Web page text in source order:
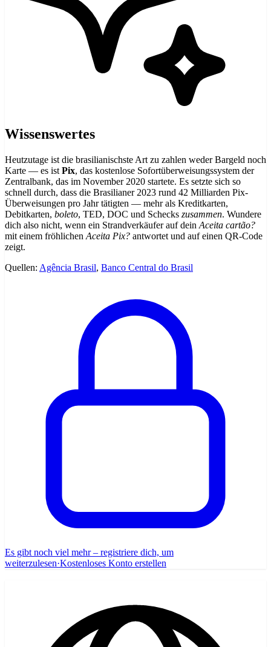
Wissenswertes
Heutzutage ist die brasilianischste Art zu zahlen weder Bargeld noch
Karte — es ist Pix, das kostenlose Sofortüberweisungssystem der
Zentralbank, das im November 2020 startete. Es setzte sich so
schnell durch, dass die Brasilianer 2023 rund 42 Milliarden Pix-
Überweisungen pro Jahr tätigten — mehr als Kreditkarten,
Debitkarten, boleto, TED, DOC und Schecks zusammen. Wundere
dich also nicht, wenn ein Strandverkäufer auf dein Aceita cartão?
mit einem fröhlichen Aceita Pix? antwortet und auf einen QR-Code
zeigt.
Quellen: Agência Brasil, Banco Central do Brasil
Es gibt noch viel mehr – registriere dich, um
weiterzulesen·Kostenloses Konto erstellen